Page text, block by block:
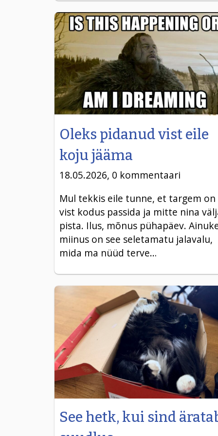
Oleks pidanud vist eile
koju jääma
18.05.2026, 0 kommentaari
Mul tekkis eile tunne, et targem on
vist kodus passida ja mitte nina
pista. Ilus, mõnus pühapäev.
miinus on see seletamatu jalavalu,
mida ma nüüd terve…
See hetk, kui sind